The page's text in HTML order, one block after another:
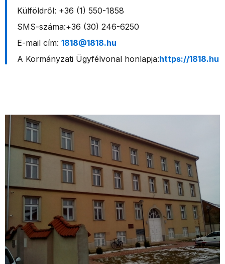
Külföldről: +36 (1) 550-1858
SMS-száma:+36 (30) 246-6250
E-mail cím: 1818@1818.hu
A Kormányzati Ügyfélvonal honlapja:https://1818.hu